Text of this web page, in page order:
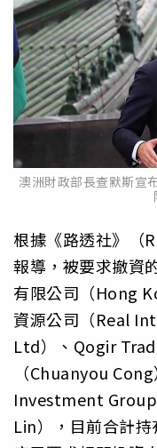
澳洲財政部長查默斯宣
根據《路透社》（
報導，被要求撤資
有限公司（Hong
資源公司（Real
Ltd）、Qogir
（Chuanyou
Investment
Lin），目前合計